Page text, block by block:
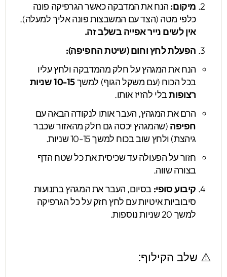
מיקום:הנח את המדבקה כאשר הגרפיקה פונה
כלפי מטה (הצד עם המשבצות פונה אליך למעלה).
אין לשים נייר אפייה בשלב זה.
הפעלת לחץ וחום (שיטת החפיפה):
הנח את המגהץ על חלק מהמדבקה ולחץ עליו
בכל הכוח (עם משקל הגוף) למשך
10-15 שניות
רצופותבלי להזיז אותו.
הרם את המגהץ, העבר אותו לנקודה הבאה עם
חפיפה(שהמגהץ יכסה גם חלק מהאזור שכבר
גיהצת) ולחץ שוב בכוח למשך 10-15 שניות.
חזור על הפעולה עד שכיסית את כל שטח הדף
בצורה שווה.
קיבוע סופי:בסיום, העבר את המגהץ בתנועות
סיבוביות איטיות עם לחץ חזק על כל הגרפיקה
למשך 20 שניות נוספות.
⚠️ שלב הקילוף: